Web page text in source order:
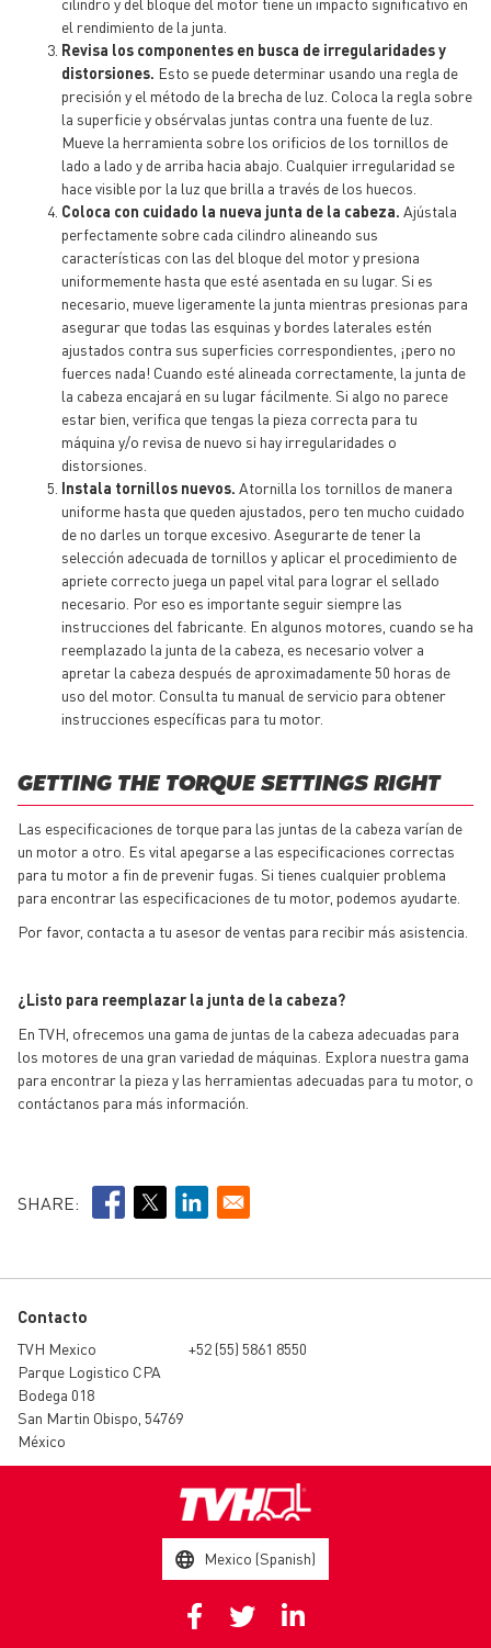
el rendimiento de la junta.
Revisa los componentes en busca de irregularidades y
distorsiones. Esto se puede determinar usando una regla de
precisión y el método de la brecha de luz. Coloca la regla sobre
la superficie y obsérvalas juntas contra una fuente de luz.
Mueve la herramienta sobre los orificios de los tornillos de
lado a lado y de arriba hacia abajo. Cualquier irregularidad se
hace visible por la luz que brilla a través de los huecos.
Coloca con cuidado la nueva junta de la cabeza. Ajústala
perfectamente sobre cada cilindro alineando sus
características con las del bloque del motor y presiona
uniformemente hasta que esté asentada en su lugar. Si es
necesario, mueve ligeramente la junta mientras presionas para
asegurar que todas las esquinas y bordes laterales estén
ajustados contra sus superficies correspondientes, ¡pero no
fuerces nada! Cuando esté alineada correctamente, la junta de
la cabeza encajará en su lugar fácilmente. Si algo no parece
estar bien, verifica que tengas la pieza correcta para tu
máquina y/o revisa de nuevo si hay irregularidades o
distorsiones.
Instala tornillos nuevos. Atornilla los tornillos de manera
uniforme hasta que queden ajustados, pero ten mucho cuidado
de no darles un torque excesivo. Asegurarte de tener la
selección adecuada de tornillos y aplicar el procedimiento de
apriete correcto juega un papel vital para lograr el sellado
necesario. Por eso es importante seguir siempre las
instrucciones del fabricante. En algunos motores, cuando se ha
reemplazado la junta de la cabeza, es necesario volver a
apretar la cabeza después de aproximadamente 50 horas de
uso del motor. Consulta tu manual de servicio para obtener
instrucciones específicas para tu motor.
GETTING THE TORQUE SETTINGS RIGHT
Las especificaciones de torque para las juntas de la cabeza varían de
un motor a otro. Es vital apegarse a las especificaciones correctas
para tu motor a fin de prevenir fugas. Si tienes cualquier problema
para encontrar las especificaciones de tu motor, podemos ayudarte.
Por favor, contacta a tu asesor de ventas para recibir más asistencia.
¿Listo para reemplazar la junta de la cabeza?
En TVH, ofrecemos una gama de juntas de la cabeza adecuadas para
los motores de una gran variedad de máquinas. Explora nuestra gama
para encontrar la pieza y las herramientas adecuadas para tu motor, o
contáctanos para más información.
SHARE:
Contacto
TVH Mexico
Parque Logistico CPA
Bodega 018
San Martin Obispo, 54769
México
+52 (55) 5861 8550
Mexico (Spanish)